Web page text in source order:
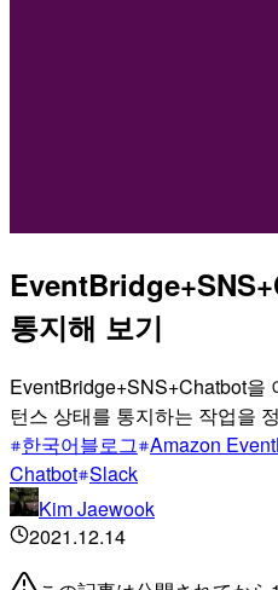
통지해 보기
EventBridge+SNS+Chatbot을
턴스 상태를 통지하는 작업을
한국어블로그 Amazon
Chatbot Slack
Kim Jaewook
2021.12.14